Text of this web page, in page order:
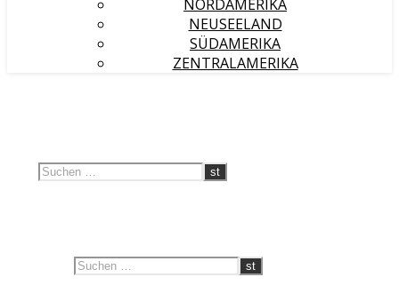
NORDAMERIKA
NEUSEELAND
SÜDAMERIKA
ZENTRALAMERIKA